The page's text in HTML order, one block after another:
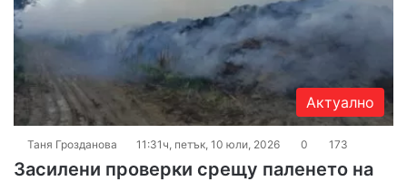
Актуално
Таня Грозданова 11:31ч, петък, 10 юли, 2026 0 173
Засилени проверки срещу паленето на